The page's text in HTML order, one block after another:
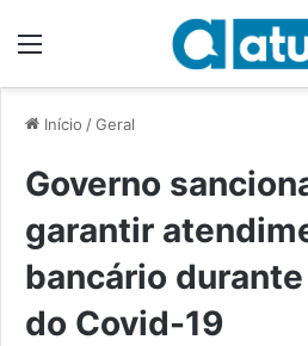
Início /Geral
Governo
garantir
bancário
do Covid-19